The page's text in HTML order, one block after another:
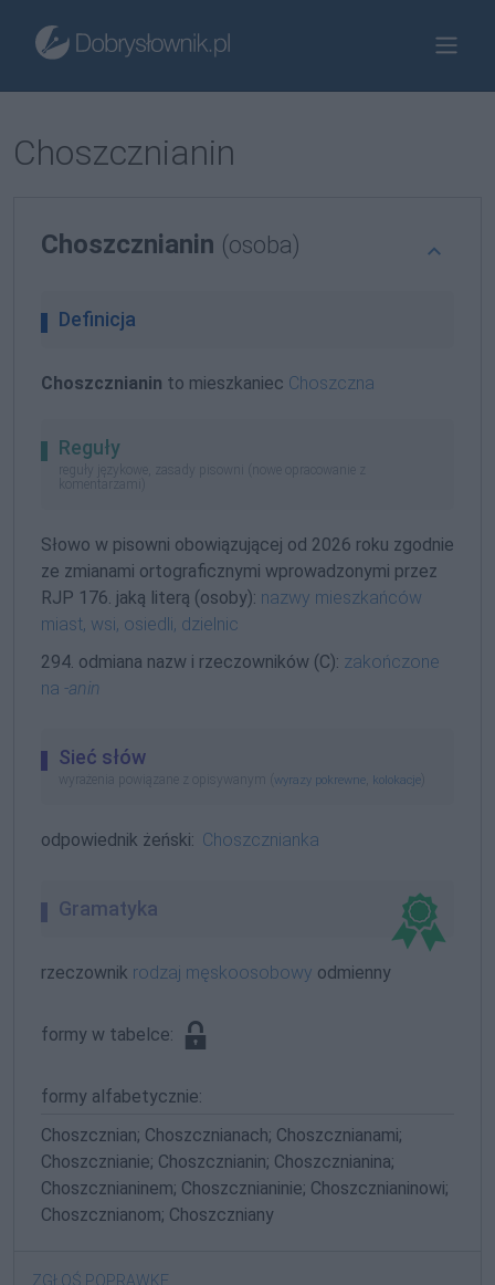
Choszcznianin
Choszcznianin (osoba)
Definicja
Choszcznianin to mieszkaniec Choszczna
Reguły
reguły językowe, zasady pisowni (nowe opracowanie z
komentarzami)
Słowo w pisowni obowiązującej od 2026 roku zgodnie
ze zmianami ortograficznymi wprowadzonymi przez
RJP 176. jaką literą (osoby): nazwy mieszkańców
miast, wsi, osiedli, dzielnic
294. odmiana nazw i rzeczowników (C): zakończone
na -anin
Sieć słów
wyrażenia powiązane z opisywanym ( wyrazy pokrewne kolokacje
odpowiednik żeński: Choszcznianka
Gramatyka
rzeczownik rodzaj męskoosobowy odmienny
formy w tabelce:
formy alfabetycznie:
Choszcznian; Choszcznianach; Choszcznianami;
Choszcznianie; Choszcznianin; Choszcznianina;
Choszcznianinem; Choszcznianinie; Choszcznianinowi;
Choszcznianom; Choszczniany
ZGŁOŚ POPRAWKĘ